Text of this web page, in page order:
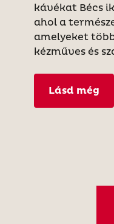
kávékat Bécs
ahol a
amelyeket
kézműves és
Lásd még